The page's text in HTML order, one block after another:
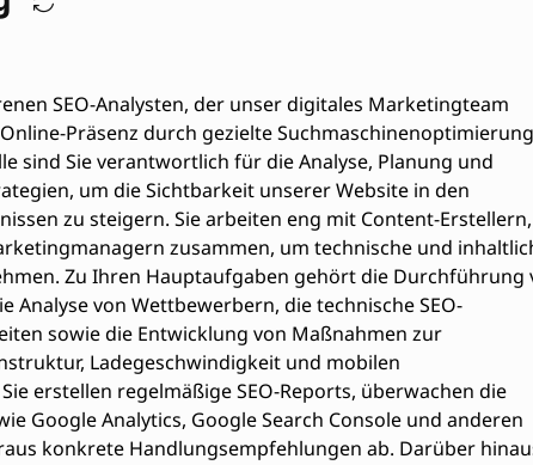
SEO-Analysten, der unser digitales Marketingteam
Präsenz durch gezielte Suchmaschinenoptimierung
sind Sie verantwortlich für die Analyse, Planung und
um die Sichtbarkeit unserer Website in den
zu steigern. Sie arbeiten eng mit Content-Erstellern,
zusammen, um technische und
Zu Ihren Hauptaufgaben gehört die Durchführung
Analyse von Wettbewerbern, die technische SEO-
sowie die Entwicklung von Maßnahmen zur
Ladegeschwindigkeit und mobilen
erstellen regelmäßige SEO-Reports, überwachen die
Google Analytics, Google Search Console und anderen
konkrete Handlungsempfehlungen ab. Darüber